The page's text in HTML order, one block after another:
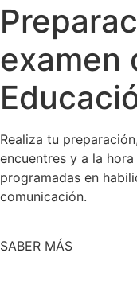
examen
Realiza tu
encuentres y a la
programadas en
comunicación.
SABER MÁS